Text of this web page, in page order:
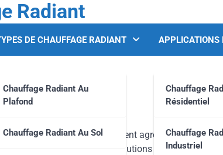
Radiant
DE CHAUFFAGE RADIANT
Chauffage Radiant Au
Plafond
Chauffage Radiant Au Sol
APPLICATIONS
Chauffage
Résidentiel
Chauffage
Industriel
c’est la clé d’un environnement agréable, que ce
de comprendre les solutions de chauffage